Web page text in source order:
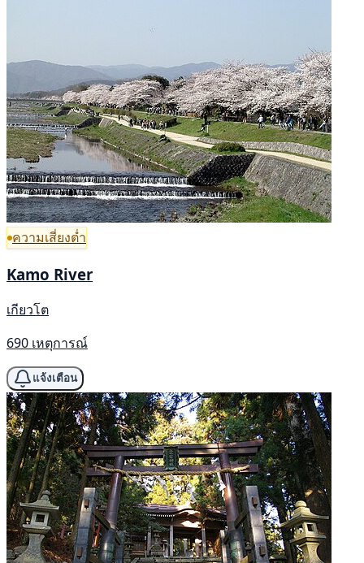
ความเสี่ยงต่ำ
Kamo River
เกียวโต
690 เหตุการณ์
แจ้งเตือน